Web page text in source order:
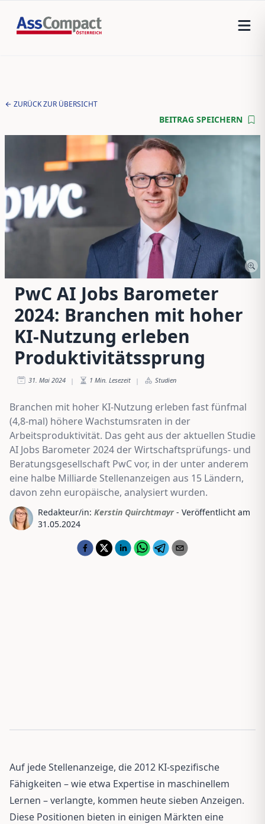
ZURÜCK ZUR ÜBERSICHT
BEITRAG SPEICHERN
PwC AI Jobs Barometer
2024: Branchen mit hoher
KI-Nutzung erleben
Produktivitätssprung
31. Mai 2024 | 1 Min. Lesezeit | Studien
Branchen mit hoher KI-Nutzung erleben fast fünfmal
(4,8-mal) höhere Wachstumsraten in der
Arbeitsproduktivität. Das geht aus der aktuellen Studie
AI Jobs Barometer 2024 der Wirtschaftsprüfungs- und
Beratungsgesellschaft PwC vor, in der unter anderem
eine halbe Milliarde Stellenanzeigen aus 15 Ländern,
davon zehn europäische, analysiert wurden.
Redakteur/in: Kerstin Quirchtmayr - Veröffentlicht am
31.05.2024
Auf jede Stellenanzeige, die 2012 KI-spezifische
Fähigkeiten – wie etwa Expertise in maschinellem
Lernen – verlangte, kommen heute sieben Anzeigen.
Diese Positionen bieten in einigen Märkten eine